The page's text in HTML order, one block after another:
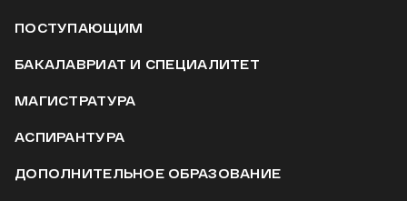
ПОСТУПАЮЩИМ
БАКАЛАВРИАТ И СПЕЦИАЛИТЕТ
МАГИСТРАТУРА
АСПИРАНТУРА
ДОПОЛНИТЕЛЬНОЕ ОБРАЗОВАНИЕ